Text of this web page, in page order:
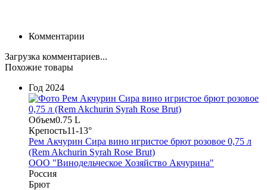
Комментарии
Загрузка комментариев...
Похожие товары
Год 2024
Объем0.75 L
Крепость11-13°
Рем Акчурин Сира вино игристое брют розовое 0,75 л
(Rem Akchurin Syrah Rose Brut)
ООО "Винодельческое Хозяйство Акчурина"
Россия
Брют